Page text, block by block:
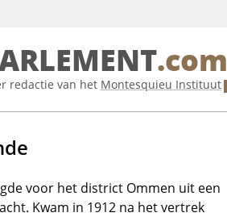
.com
redactie van het Montesquieu Instituut
voor het district Ommen uit een
Kwam in 1912 na het vertrek